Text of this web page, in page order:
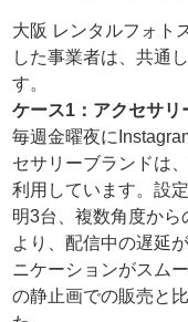
大阪 レンタルフォト
した事業者は、共通
す。
ケース1：アクセサ
毎週金曜夜に
セサリーブランドは
利用しています。設
明3台、複数角度か
より、配信中の遅延
ニケーションがスム
の静止画での販売と